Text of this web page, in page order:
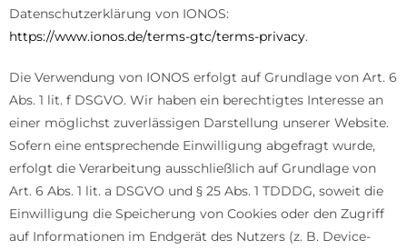
Datenschutzerklärung von IONOS:
https://www.ionos.de/terms-gtc/terms-privacy.
Die Verwendung von IONOS erfolgt auf Grundlage von Art. 6
Abs. 1 lit. f DSGVO. Wir haben ein berechtigtes Interesse an
einer möglichst zuverlässigen Darstellung unserer Website.
Sofern eine entsprechende Einwilligung abgefragt wurde,
erfolgt die Verarbeitung ausschließlich auf Grundlage von
Art. 6 Abs. 1 lit. a DSGVO und § 25 Abs. 1 TDDDG, soweit die
Einwilligung die Speicherung von Cookies oder den Zugriff
auf Informationen im Endgerät des Nutzers (z. B. Device-